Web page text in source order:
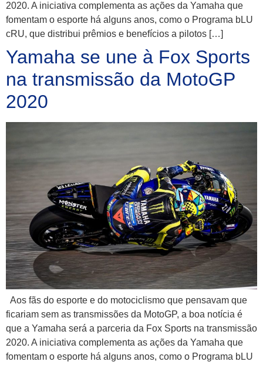
2020. A iniciativa complementa as ações da Yamaha que
fomentam o esporte há alguns anos, como o Programa bLU
cRU, que distribui prêmios e benefícios a pilotos […]
Yamaha se une à Fox Sports
na transmissão da MotoGP
2020
Aos fãs do esporte e do motociclismo que pensavam que
ficariam sem as transmissões da MotoGP, a boa notícia é
que a Yamaha será a parceria da Fox Sports na transmissão
2020. A iniciativa complementa as ações da Yamaha que
fomentam o esporte há alguns anos, como o Programa bLU